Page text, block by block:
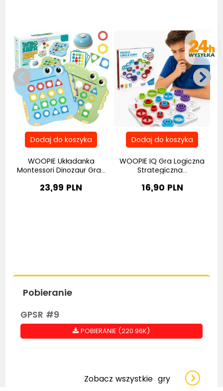
WOOPIE Układanka
Montessori Dinozaur Gra...
23,99 PLN
WOOPIE IQ Gra Logiczna
Strategiczna...
16,90 PLN
Pobieranie
GPSR #9
POBIERANIE (220.96K)
Zobacz wszystkie gry